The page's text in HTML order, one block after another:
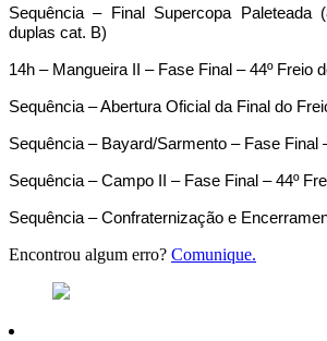
Sequência – Final Supercopa
duplas cat. B)
14h – Mangueira II – Fase Final – 44º Freio
Sequência – Abertura Oficial da Final do
Sequência – Bayard/Sarmento – Fase Final
Sequência – Campo II – Fase Final – 44º
Sequência – Confraternização e
Encontrou algum erro? Comunique.